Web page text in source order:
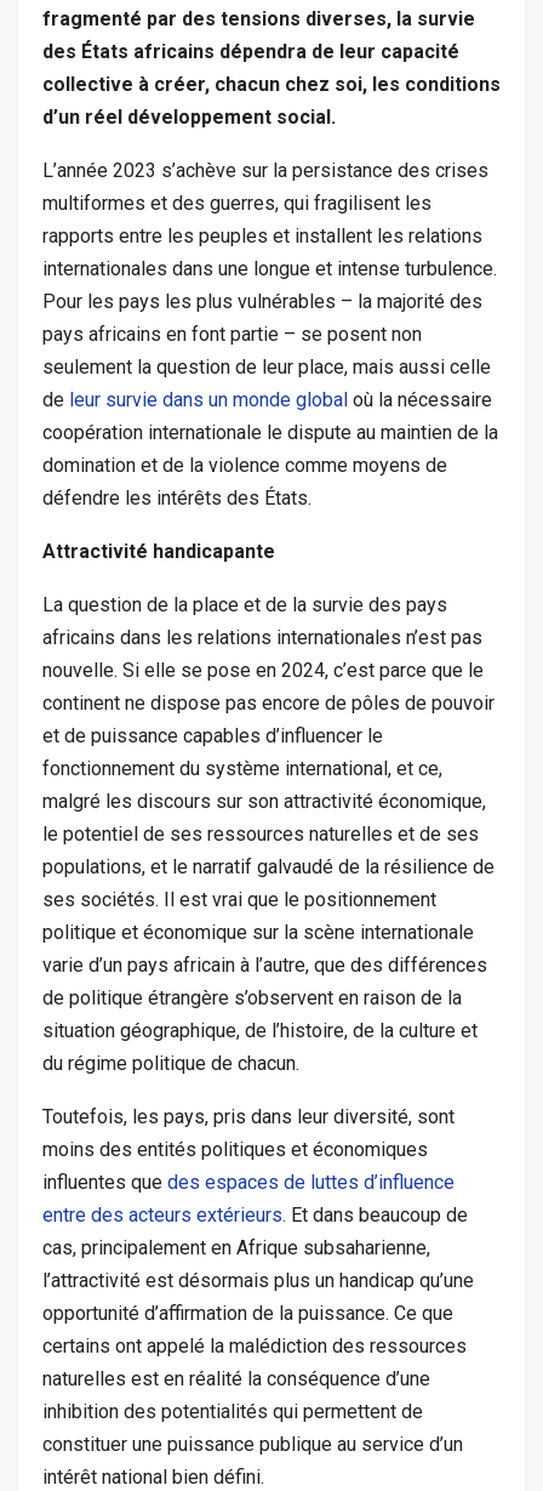
fragmenté par des tensions diverses, la survie
des États africains dépendra de leur capacité
collective à créer, chacun chez soi, les conditions
d’un réel développement social.
L’année 2023 s’achève sur la persistance des crises
multiformes et des guerres, qui fragilisent les
rapports entre les peuples et installent les relations
internationales dans une longue et intense turbulence.
Pour les pays les plus vulnérables – la majorité des
pays africains en font partie – se posent non
seulement la question de leur place, mais aussi celle
de leur survie dans un monde global où la nécessaire
coopération internationale le dispute au maintien de la
domination et de la violence comme moyens de
défendre les intérêts des États.
Attractivité handicapante
La question de la place et de la survie des pays
africains dans les relations internationales n’est pas
nouvelle. Si elle se pose en 2024, c’est parce que le
continent ne dispose pas encore de pôles de pouvoir
et de puissance capables d’influencer le
fonctionnement du système international, et ce,
malgré les discours sur son attractivité économique,
le potentiel de ses ressources naturelles et de ses
populations, et le narratif galvaudé de la résilience de
ses sociétés. Il est vrai que le positionnement
politique et économique sur la scène internationale
varie d’un pays africain à l’autre, que des différences
de politique étrangère s’observent en raison de la
situation géographique, de l’histoire, de la culture et
du régime politique de chacun.
Toutefois, les pays, pris dans leur diversité, sont
moins des entités politiques et économiques
influentes que des espaces de luttes d’influence
entre des acteurs extérieurs. Et dans beaucoup de
cas, principalement en Afrique subsaharienne,
l’attractivité est désormais plus un handicap qu’une
opportunité d’affirmation de la puissance. Ce que
certains ont appelé la malédiction des ressources
naturelles est en réalité la conséquence d’une
inhibition des potentialités qui permettent de
constituer une puissance publique au service d’un
intérêt national bien défini.